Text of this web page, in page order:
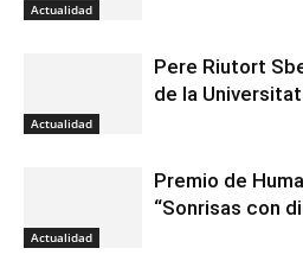
Actualidad
Actualidad
Pere Riutort
de la
Actualidad
Premio de
“Sonrisas con